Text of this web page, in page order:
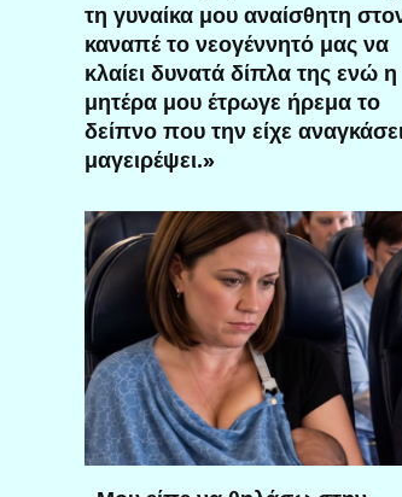
τη γυναίκα μου αναίσθητη
καναπέ το νεογέννητό μας να
κλαίει δυνατά δίπλα της ενώ η
μητέρα μου έτρωγε ήρεμα το
δείπνο που την είχε
μαγειρέψει.»